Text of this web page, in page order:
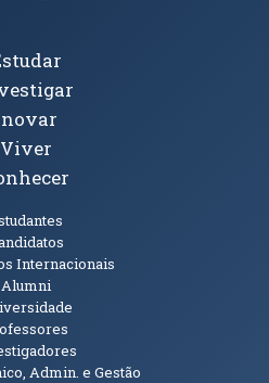
Viver
Internacionais
Alumni
Admin. e Gestão